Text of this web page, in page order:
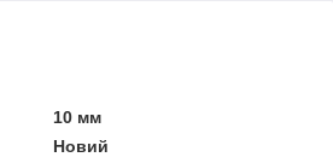
10 мм
Новий